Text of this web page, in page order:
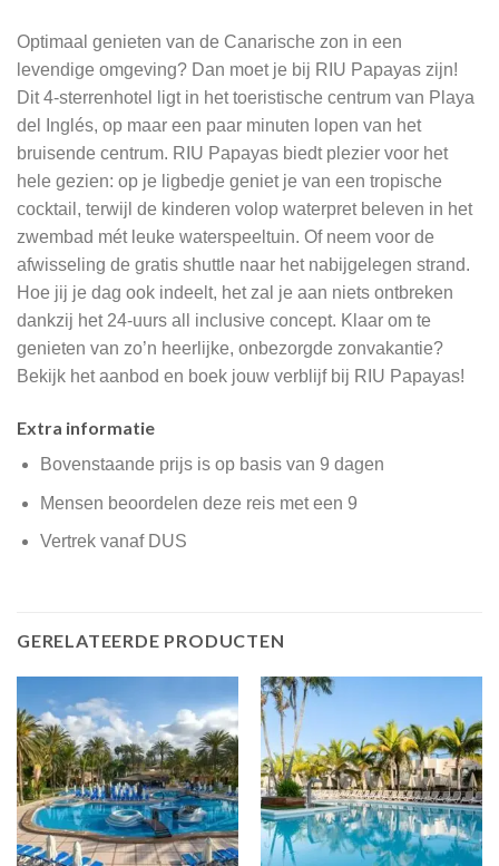
Optimaal genieten van de Canarische zon in een
levendige omgeving? Dan moet je bij RIU Papayas zijn!
Dit 4-sterrenhotel ligt in het toeristische centrum van Playa
del Inglés, op maar een paar minuten lopen van het
bruisende centrum. RIU Papayas biedt plezier voor het
hele gezien: op je ligbedje geniet je van een tropische
cocktail, terwijl de kinderen volop waterpret beleven in het
zwembad mét leuke waterspeeltuin. Of neem voor de
afwisseling de gratis shuttle naar het nabijgelegen strand.
Hoe jij je dag ook indeelt, het zal je aan niets ontbreken
dankzij het 24-uurs all inclusive concept. Klaar om te
genieten van zo’n heerlijke, onbezorgde zonvakantie?
Bekijk het aanbod en boek jouw verblijf bij RIU Papayas!
Extra informatie
Bovenstaande prijs is op basis van 9 dagen
Mensen beoordelen deze reis met een 9
Vertrek vanaf DUS
GERELATEERDE PRODUCTEN